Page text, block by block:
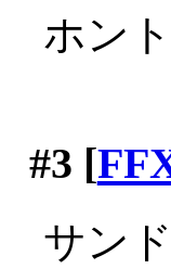
ホン
#3 [
サン